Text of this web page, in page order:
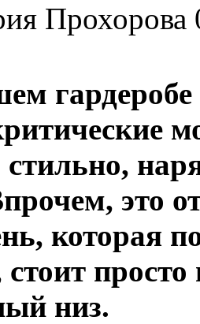
Прохорова
стильно,
это
которая
стоит
низ.